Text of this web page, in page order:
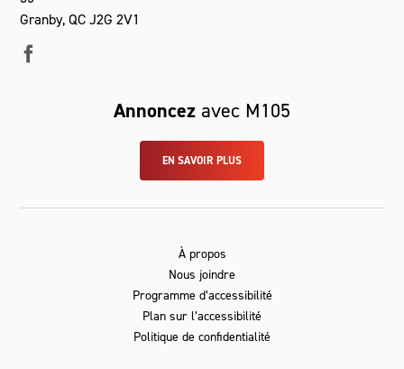
Granby, QC J2G 2V1
Annoncez avec M105
EN SAVOIR PLUS
À propos
Nous joindre
Programme d’accessibilité
Plan sur l’accessibilité
Politique de confidentialité